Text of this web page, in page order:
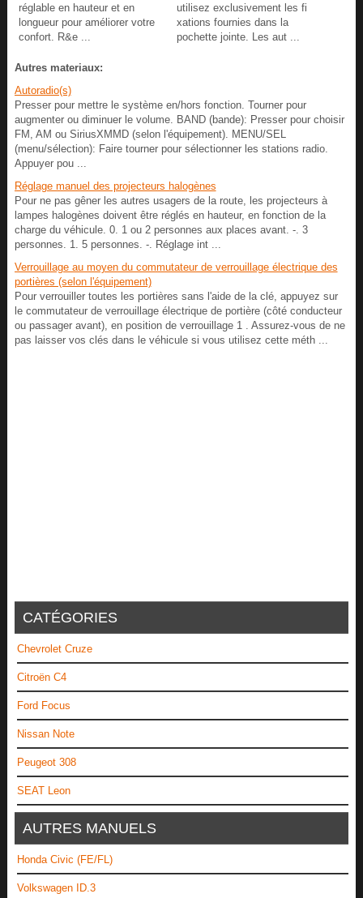
réglable en hauteur et en
longueur pour améliorer votre
confort. R&e ...
utilisez exclusivement les fi
xations fournies dans la
pochette jointe. Les aut ...
Autres materiaux:
Autoradio(s)
Presser pour mettre le système en/hors fonction. Tourner pour
augmenter ou diminuer le volume. BAND (bande): Presser pour choisir
FM, AM ou SiriusXMMD (selon l'équipement). MENU/SEL
(menu/sélection): Faire tourner pour sélectionner les stations radio.
Appuyer pou ...
Réglage manuel des projecteurs halogènes
Pour ne pas gêner les autres usagers de la route, les projecteurs à
lampes halogènes doivent être réglés en hauteur, en fonction de la
charge du véhicule. 0. 1 ou 2 personnes aux places avant. -. 3
personnes. 1. 5 personnes. -. Réglage int ...
Verrouillage au moyen du commutateur de verrouillage électrique des
portières (selon l'équipement)
Pour verrouiller toutes les portières sans l'aide de la clé, appuyez sur
le commutateur de verrouillage électrique de portière (côté conducteur
ou passager avant), en position de verrouillage 1 . Assurez-vous de ne
pas laisser vos clés dans le véhicule si vous utilisez cette méth ...
CATÉGORIES
Chevrolet Cruze
Citroën C4
Ford Focus
Nissan Note
Peugeot 308
SEAT Leon
AUTRES MANUELS
Honda Civic (FE/FL)
Volkswagen ID.3